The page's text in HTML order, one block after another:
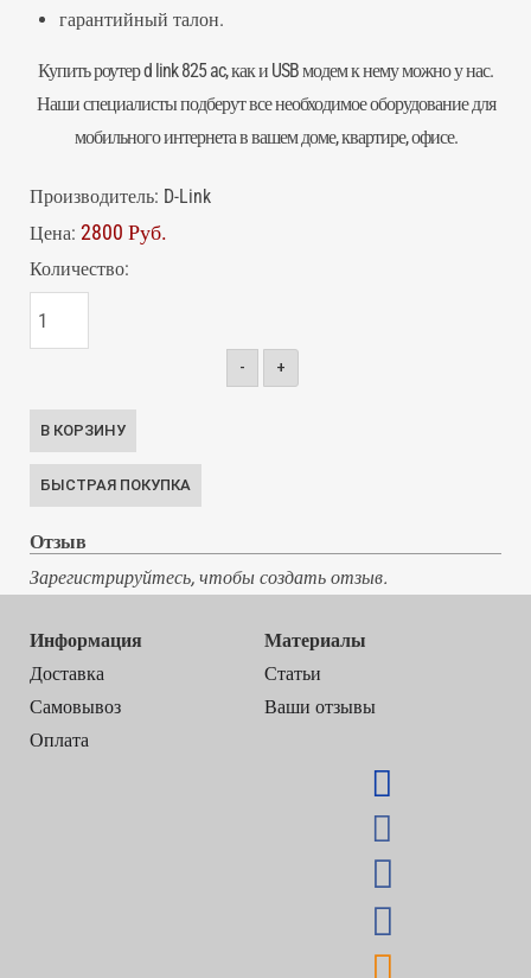
гарантийный талон.
Купить роутер d link 825 ac, как и USB модем к нему можно у нас.
Наши специалисты подберут все необходимое оборудование для
мобильного интернета в вашем доме, квартире, офисе.
Производитель: D-Link
Цена: 2800 Руб.
Количество:
- +
Отзыв
Зарегистрируйтесь, чтобы создать отзыв.
Информация
Доставка
Самовывоз
Оплата
Материалы
Статьи
Ваши отзывы